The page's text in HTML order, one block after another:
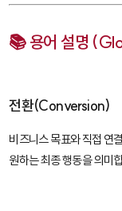
📚 용어 설명
전환(Conversion)
비즈니스 목표와 직접 연
원하는 최종 행동을 의미